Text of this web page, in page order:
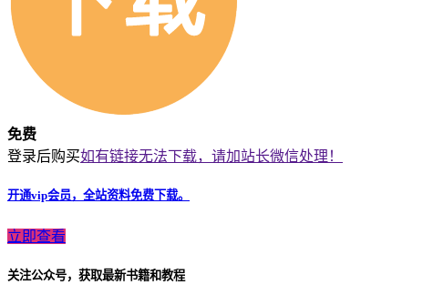
免费
登录后购买如有链接无法下载，请加站长微信处理！
开通vip会员，全站资料免费下载。
立即查看
关注公众号，获取最新书籍和教程